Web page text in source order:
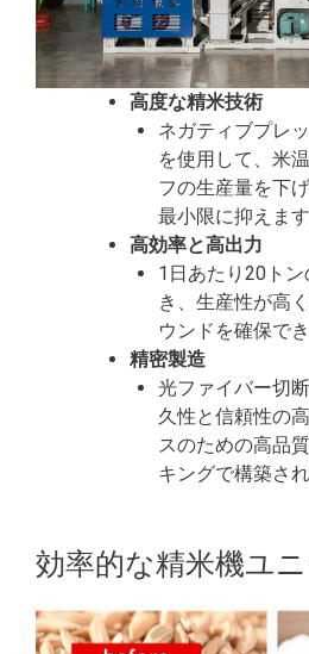
高度な精米技術
ネガティブプレ
を使用して、米
フの生産量を下
最小限に抑えます
高効率と高出力
1日あたり20ト
き、生産性が高
ウンドを確保でき
精密製造
光ファイバー切
久性と信頼性の
スのための高品
キングで構築さ
効率的な精米機ユニ